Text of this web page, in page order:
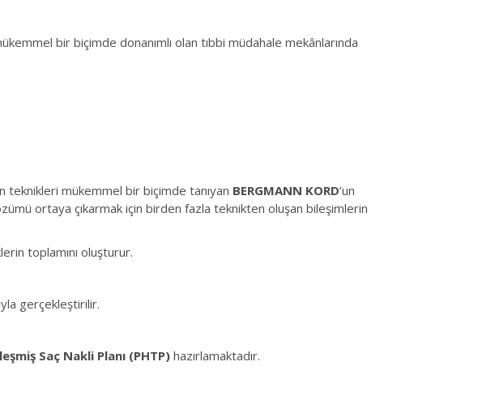
bir biçimde donanımlı olan tıbbi müdahale mekânlarında
teknikleri mükemmel bir biçimde tanıyan BERGMANN KORD’un
ortaya çıkarmak için birden fazla teknikten oluşan bileşimlerin
toplamını oluşturur.
gerçekleştirilir.
Saç Nakli Planı (PHTP) hazırlamaktadır.